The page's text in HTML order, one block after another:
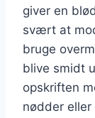
giver en
svært at
bruge
blive smidt
opskriften
nødder